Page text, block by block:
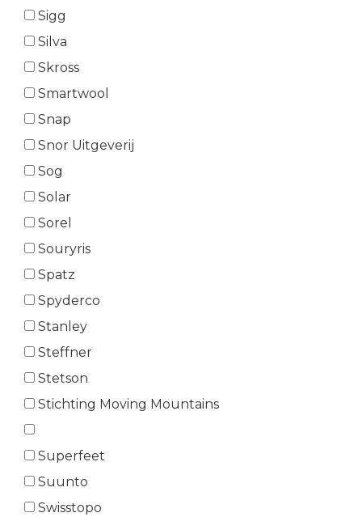
Sigg
Silva
Skross
Smartwool
Snap
Snor Uitgeverij
Sog
Solar
Sorel
Souryris
Spatz
Spyderco
Stanley
Steffner
Stetson
Stichting Moving Mountains
Superfeet
Suunto
Swisstopo